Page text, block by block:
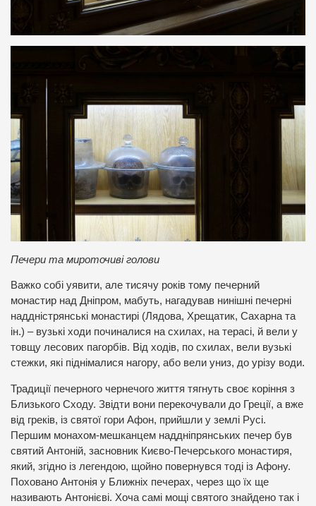
Печери та мироточиві голови
Важко собі уявити, але тисячу років тому печерний
монастир над Дніпром, мабуть, нагадував нинішні печерні
наддністрянські монастирі (Лядова, Хрещатик, Сахарна та
ін.) – вузькі ходи починалися на схилах, на терасі, й вели у
товщу лесових пагорбів. Від ходів, по схилах, вели вузькі
стежки, які піднімалися нагору, або вели униз, до урізу води.
Традиції печерного чернечого життя тягнуть своє коріння з
Близького Сходу. Звідти вони перекочували до Греції, а вже
від греків, із святої гори Афон, прийшли у землі Русі.
Першим монахом-мешканцем наддніпрянських печер був
святий Антоній, засновник Києво-Печерського монастиря,
який, згідно із легендою, щойно повернувся тоді із Афону.
Поховано Антонія у Ближніх печерах, через що їх ще
називають Антонієві. Хоча самі мощі святого знайдено так і